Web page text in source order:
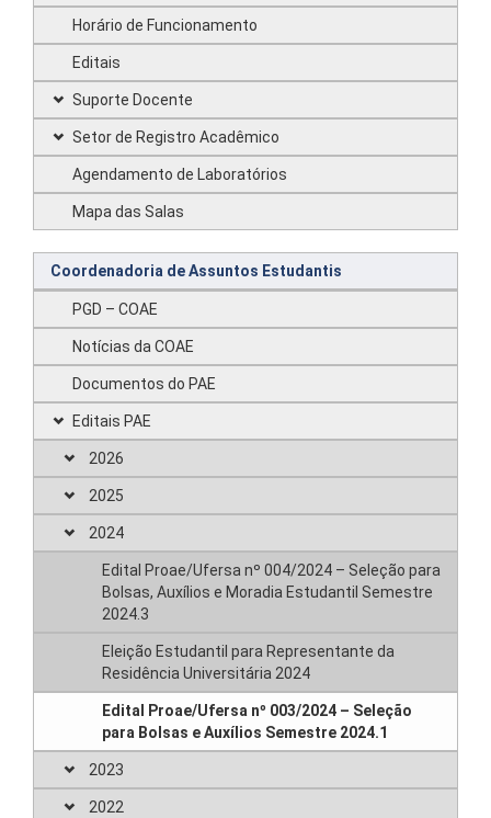
Horário de Funcionamento
Editais
Suporte Docente
Setor de Registro Acadêmico
Agendamento de Laboratórios
Mapa das Salas
Coordenadoria de Assuntos Estudantis
PGD – COAE
Notícias da COAE
Documentos do PAE
Editais PAE
2026
2025
2024
Edital Proae/Ufersa nº 004/2024 – Seleção para
Bolsas, Auxílios e Moradia Estudantil Semestre
2024.3
Eleição Estudantil para Representante da
Residência Universitária 2024
Edital Proae/Ufersa nº 003/2024 – Seleção
para Bolsas e Auxílios Semestre 2024.1
2023
2022